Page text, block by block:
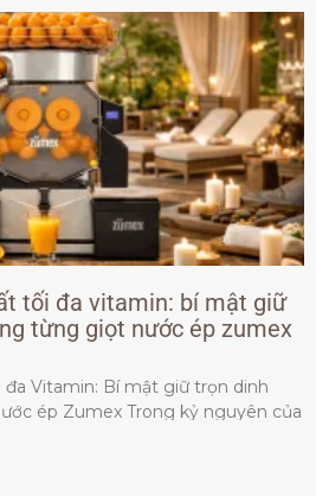
tối đa vitamin: bí mật giữ
từng giọt nước ép zumex
Vitamin: Bí mật giữ trọn dinh
ép Zumex Trong kỷ nguyên của